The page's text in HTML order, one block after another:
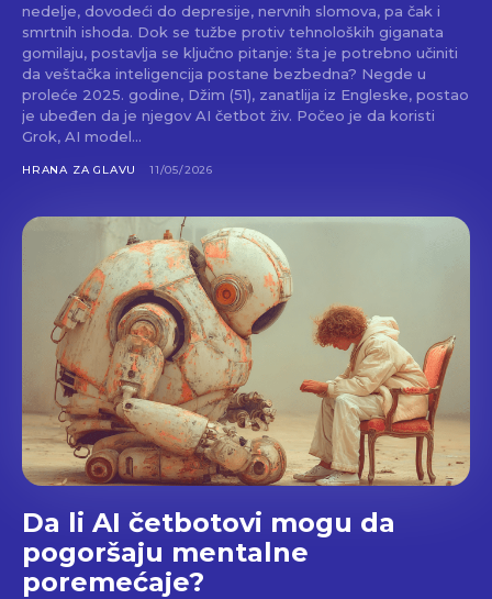
nedelje, dovodeći do depresije, nervnih slomova, pa čak i
smrtnih ishoda. Dok se tužbe protiv tehnoloških giganata
gomilaju, postavlja se ključno pitanje: šta je potrebno učiniti
da veštačka inteligencija postane bezbedna? Negde u
proleće 2025. godine, Džim (51), zanatlija iz Engleske, postao
je ubeđen da je njegov AI četbot živ. Počeo je da koristi
Grok, AI model...
HRANA ZA GLAVU 11/05/2026
Da li AI četbotovi mogu da
pogoršaju mentalne
poremećaje?